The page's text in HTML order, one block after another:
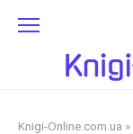
Knigi-Online.com.ua »